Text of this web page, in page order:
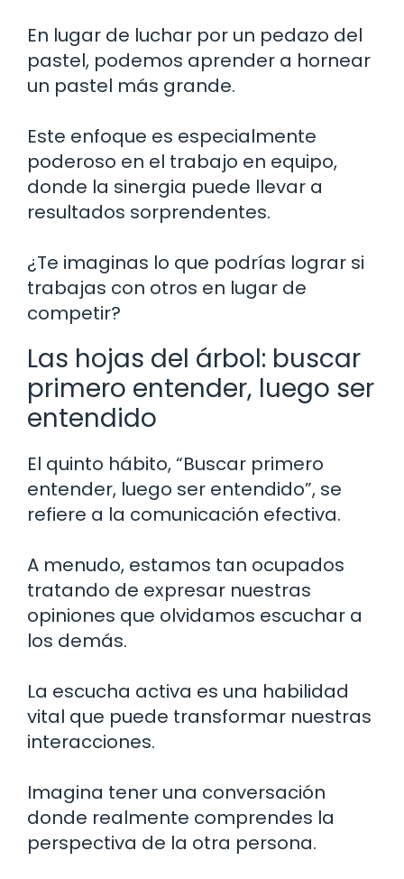
En lugar de luchar por un pedazo del
pastel, podemos aprender a hornear
un pastel más grande.
Este enfoque es especialmente
poderoso en el trabajo en equipo,
donde la sinergia puede llevar a
resultados sorprendentes.
¿Te imaginas lo que podrías lograr si
trabajas con otros en lugar de
competir?
Las hojas del árbol: buscar
primero entender, luego ser
entendido
El quinto hábito, “Buscar primero
entender, luego ser entendido”, se
refiere a la comunicación efectiva.
A menudo, estamos tan ocupados
tratando de expresar nuestras
opiniones que olvidamos escuchar a
los demás.
La escucha activa es una habilidad
vital que puede transformar nuestras
interacciones.
Imagina tener una conversación
donde realmente comprendes la
perspectiva de la otra persona.